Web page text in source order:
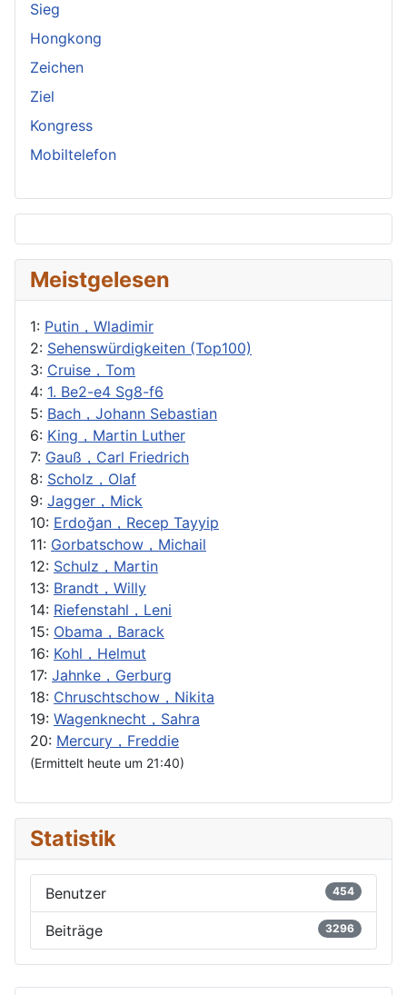
Sieg
Hongkong
Zeichen
Ziel
Kongress
Mobiltelefon
Meistgelesen
1: Putin，Wladimir
2: Sehenswürdigkeiten (Top100)
3: Cruise，Tom
4: 1. Be2-e4 Sg8-f6
5: Bach，Johann Sebastian
6: King，Martin Luther
7: Gauß，Carl Friedrich
8: Scholz，Olaf
9: Jagger，Mick
10: Erdoğan，Recep Tayyip
11: Gorbatschow，Michail
12: Schulz，Martin
13: Brandt，Willy
14: Riefenstahl，Leni
15: Obama，Barack
16: Kohl，Helmut
17: Jahnke，Gerburg
18: Chruschtschow，Nikita
19: Wagenknecht，Sahra
20: Mercury，Freddie
(Ermittelt heute um 21:40)
Statistik
Benutzer 454
Beiträge 3296